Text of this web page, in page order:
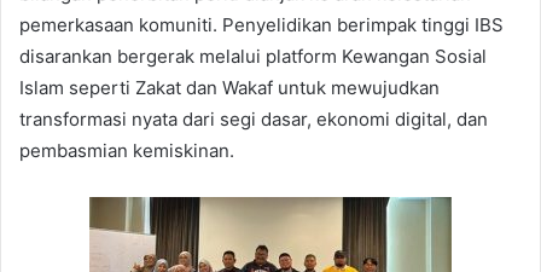
pemerkasaan komuniti. Penyelidikan berimpak tinggi IBS
disarankan bergerak melalui platform Kewangan Sosial
Islam seperti Zakat dan Wakaf untuk mewujudkan
transformasi nyata dari segi dasar, ekonomi digital, dan
pembasmian kemiskinan.